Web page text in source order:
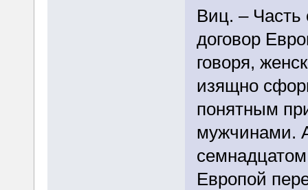
Виц. – Часть
договор
говоря,
изящно
понятным
мужчинами.
Европой